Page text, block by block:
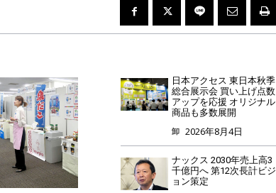
日本アクセス 東日本秋季
総合展示会 買い上げ点数
アップを応援 オリジナル
商品も多数展開
卸 2026年8月4日
ナックス 2030年売上高3
千億円へ 第12次長計ビジ
ョン策定